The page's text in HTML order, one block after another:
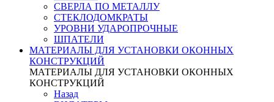
СВЕРЛА ПО МЕТАЛЛУ
СТЕКЛОДОМКРАТЫ
УРОВНИ УДАРОПРОЧНЫЕ
ШПАТЕЛИ
МАТЕРИАЛЫ ДЛЯ УСТАНОВКИ ОКОННЫХ
КОНСТРУКЦИЙ
МАТЕРИАЛЫ ДЛЯ УСТАНОВКИ ОКОННЫХ
КОНСТРУКЦИЙ
Назад